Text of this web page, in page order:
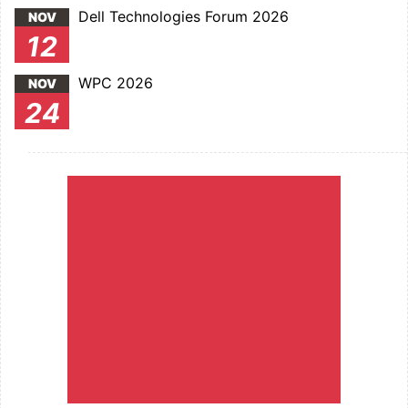
NOV
12
Dell Technologies Forum 2026
NOV
24
WPC 2026